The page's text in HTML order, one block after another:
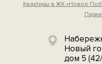
Квартиры в ЖК «Новое
Новый
дом 5 (42/